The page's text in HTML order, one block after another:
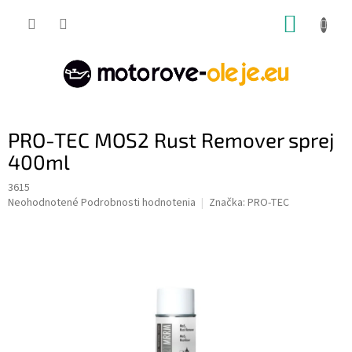
PRO-TEC MOS2 Rust Remover sprej
400ml
3615
Priemerné
Neohodnotené Podrobnosti hodnotenia Značka: PRO-TEC